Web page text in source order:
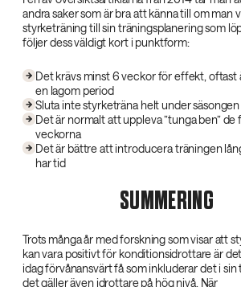
andra saker som är bra att känna till om man
styrketräning till sin träningsplanering som
följer dess väldigt kort i punktform:
Det krävs minst 6 veckor för effekt, oftast
en lagom period
Sluta inte styrketräna helt under säsongen
Det är normalt att uppleva ”tunga ben” de
veckorna
Det är bättre att introducera träningen
har tid
SUMMERING
Trots många år med forskning som visar att
kan vara positivt för konditionsidrottare är
idag förvånansvärt få som inkluderar det i
det gäller även idrottare på hög nivå. När